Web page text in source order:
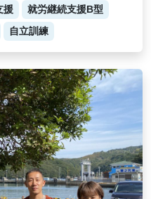
援
就労継続支援B型
自立訓練